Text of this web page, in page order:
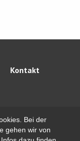
Bei der
gehen wir von
Kontakt